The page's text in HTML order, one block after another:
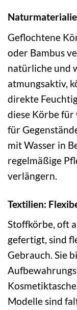
Geflochtene
oder Bambus
natürliche und
atmungsaktiv,
direkte
diese Körbe
für
mit Wasser in
regelmäßige
verlängern.
Textilien:
Stoffkörbe, oft
gefertigt, sind
Gebrauch. Sie
Modelle sind